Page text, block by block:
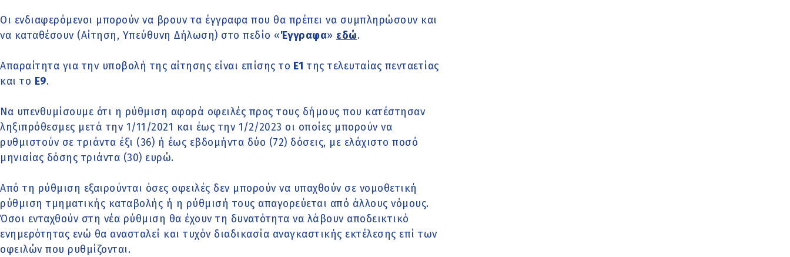
Οι ενδιαφερόμενοι μπορούν να βρουν τα έγγραφα που θα πρέπει να συμπληρώσουν και
να καταθέσουν (Αίτηση, Υπεύθυνη Δήλωση) στο πεδίο «Έγγραφα» εδώ.
Απαραίτητα για την υποβολή της αίτησης είναι επίσης το Ε1 της τελευταίας πενταετίας
και το Ε9.
Να υπενθυμίσουμε ότι η ρύθμιση αφορά οφειλές προς τους δήμους που κατέστησαν
ληξιπρόθεσμες μετά την 1/11/2021 και έως την 1/2/2023 οι οποίες μπορούν να
ρυθμιστούν σε τριάντα έξι (36) ή έως εβδομήντα δύο (72) δόσεις, με ελάχιστο ποσό
μηνιαίας δόσης τριάντα (30) ευρώ.
Από τη ρύθμιση εξαιρούνται όσες οφειλές δεν μπορούν να υπαχθούν σε νομοθετική
ρύθμιση τμηματικής καταβολής ή η ρύθμισή τους απαγορεύεται από άλλους νόμους.
Όσοι ενταχθούν στη νέα ρύθμιση θα έχουν τη δυνατότητα να λάβουν αποδεικτικό
ενημερότητας ενώ θα ανασταλεί και τυχόν διαδικασία αναγκαστικής εκτέλεσης επί των
οφειλών που ρυθμίζονται.